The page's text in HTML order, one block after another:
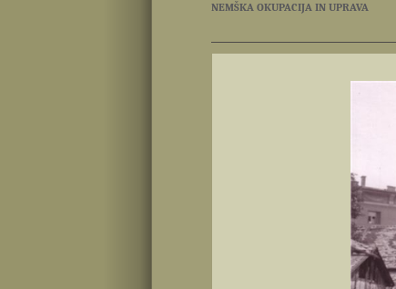
NEMŠKA OKUPACIJA IN UPRAVA